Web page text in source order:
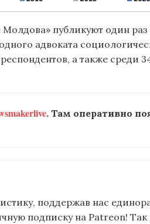
публикуют один
адвоката
а также среди
. Там оперативно
поддержав нас
подписку на Patreon! Так